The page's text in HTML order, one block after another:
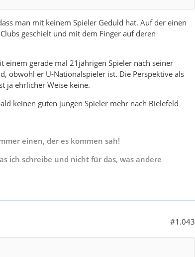
man mit keinem Spieler Geduld hat. Auf der einen
geschielt und mit dem Finger auf deren
einem gerade mal 21jährigen Spieler nach seiner
obwohl er U-Nationalspieler ist. Die Perspektive als
ja ehrlicher Weise keine.
keinen guten jungen Spieler mehr nach Bielefeld
einen, der es kommen sah!
ich schreibe und nicht für das, was andere
#1.043